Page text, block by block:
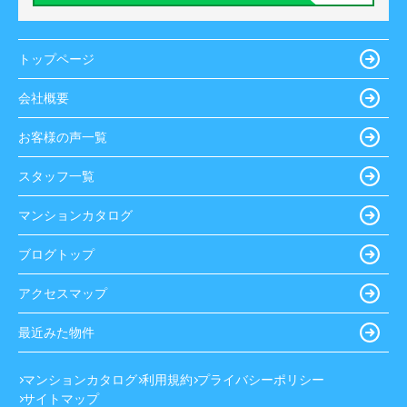
トップページ
会社概要
お客様の声一覧
スタッフ一覧
マンションカタログ
ブログトップ
アクセスマップ
最近みた物件
マンションカタログ 利用規約 プライバシーポリシー
サイトマップ